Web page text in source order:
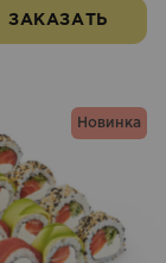
ЗАКАЗАТЬ
Новинка